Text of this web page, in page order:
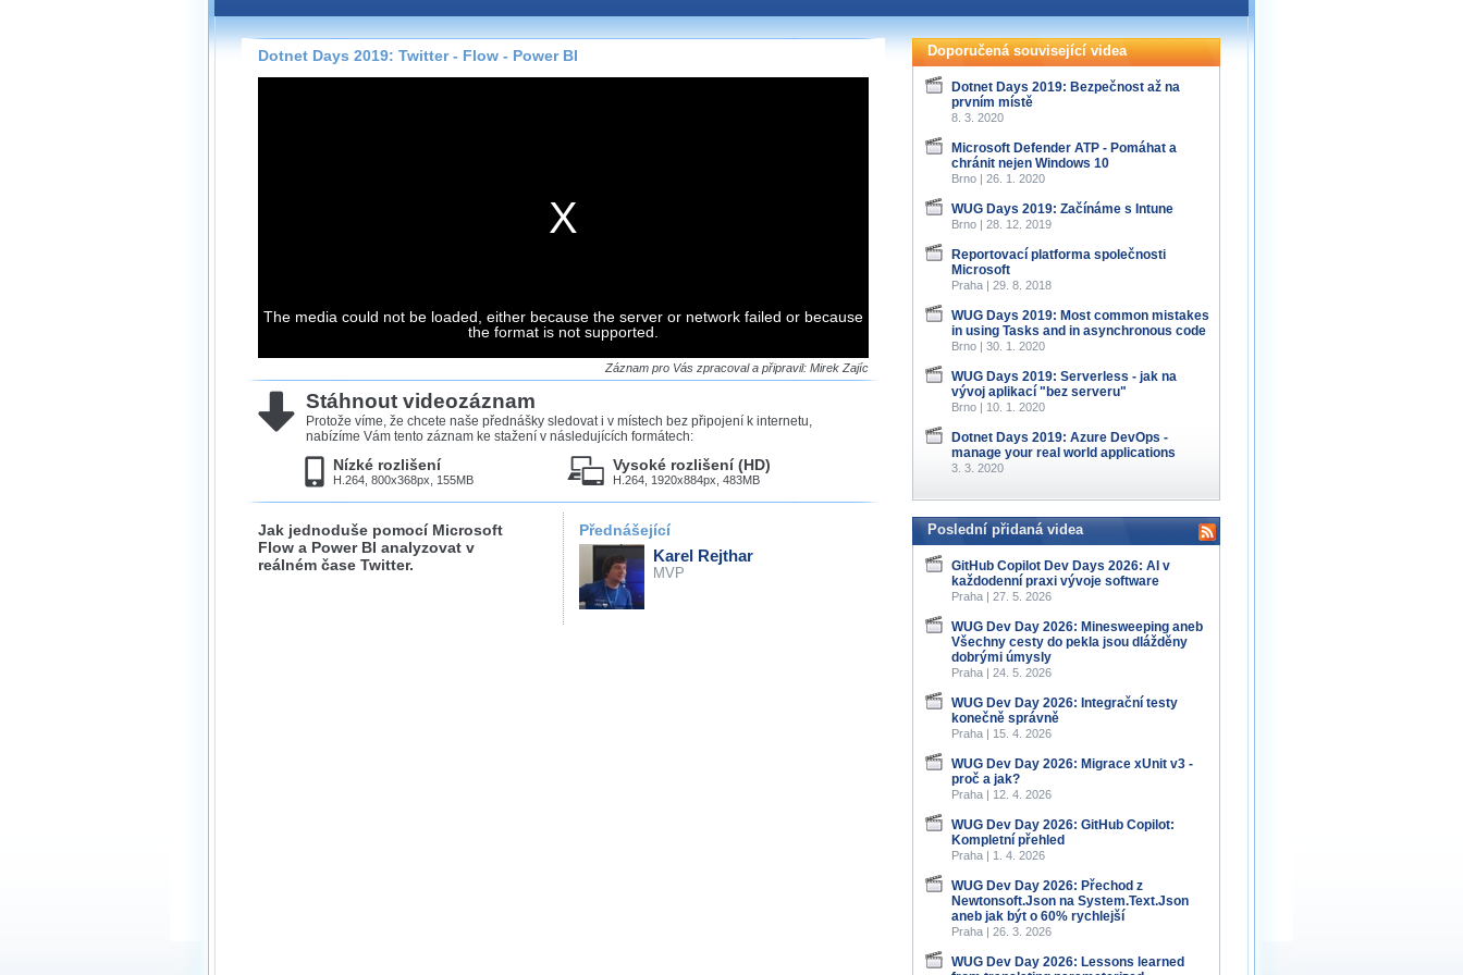
Záznamy na našem webu můžete pohodlně sledovat
přímo na stránce s využitím našehoHTML 5nebo
Silverlightpřehrávače.
neumožňuje, proto umožňujeme stahování vybraných
ve formátu, který není vhodný pro stahování,
proto je ke stažení nenabízíme.
Dotnet Days 2019: Twitter - Flow - Power BI
The media could not be loaded, either because the server or network failed or because
the format is not supported.
Záznam pro Vás zpracoval a připravil: Mirek Zajíc
Stáhnout videozáznam
Protože víme, že chcete naše přednášky sledovat i v místech bez připojení k internetu,
nabízíme Vám tento záznam ke stažení v následujících formátech:
Nízké rozlišení
H.264, 800x368px, 155MB
Vysoké rozlišení (HD)
H.264, 1920x884px, 483MB
Jak jednoduše pomocí Microsoft
Flow a Power BI analyzovat v
reálném čase Twitter.
Přednášející
Karel Rejthar
MVP
Doporučená související videa
Dotnet Days 2019: Bezpečnost až na
prvním místě
8. 3. 2020
Microsoft Defender ATP - Pomáhat a
chránit nejen Windows 10
Brno | 26. 1. 2020
WUG Days 2019: Začínáme s Intune
Brno | 28. 12. 2019
Reportovací platforma společnosti
Microsoft
Praha | 29. 8. 2018
WUG Days 2019: Most common mistakes
in using Tasks and in asynchronous code
Brno | 30. 1. 2020
WUG Days 2019: Serverless - jak na
vývoj aplikací "bez serveru"
Brno | 10. 1. 2020
Dotnet Days 2019: Azure DevOps -
manage your real world applications
3. 3. 2020
Poslední přidaná videa
GitHub Copilot Dev Days 2026: AI v
každodenní praxi vývoje software
Praha | 27. 5. 2026
WUG Dev Day 2026: Minesweeping aneb
Všechny cesty do pekla jsou dlážděny
dobrými úmysly
Praha | 24. 5. 2026
WUG Dev Day 2026: Integrační testy
konečně správně
Praha | 15. 4. 2026
WUG Dev Day 2026: Migrace xUnit v3 -
proč a jak?
Praha | 12. 4. 2026
WUG Dev Day 2026: GitHub Copilot:
Kompletní přehled
Praha | 1. 4. 2026
WUG Dev Day 2026: Přechod z
Newtonsoft.Json na System.Text.Json
aneb jak být o 60% rychlejší
Praha | 26. 3. 2026
WUG Dev Day 2026: Lessons learned